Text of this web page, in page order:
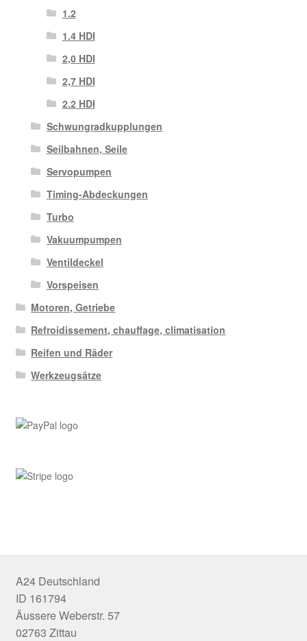
1.2
1.4 HDI
2,0 HDI
2,7 HDI
2.2 HDI
Schwungradkupplungen
Seilbahnen, Seile
Servopumpen
Timing-Abdeckungen
Turbo
Vakuumpumpen
Ventildeckel
Vorspeisen
Motoren, Getriebe
Refroidissement, chauffage, climatisation
Reifen und Räder
Werkzeugsätze
A24 Deutschland
ID 161794
Äussere Weberstr. 57
02763 Zittau